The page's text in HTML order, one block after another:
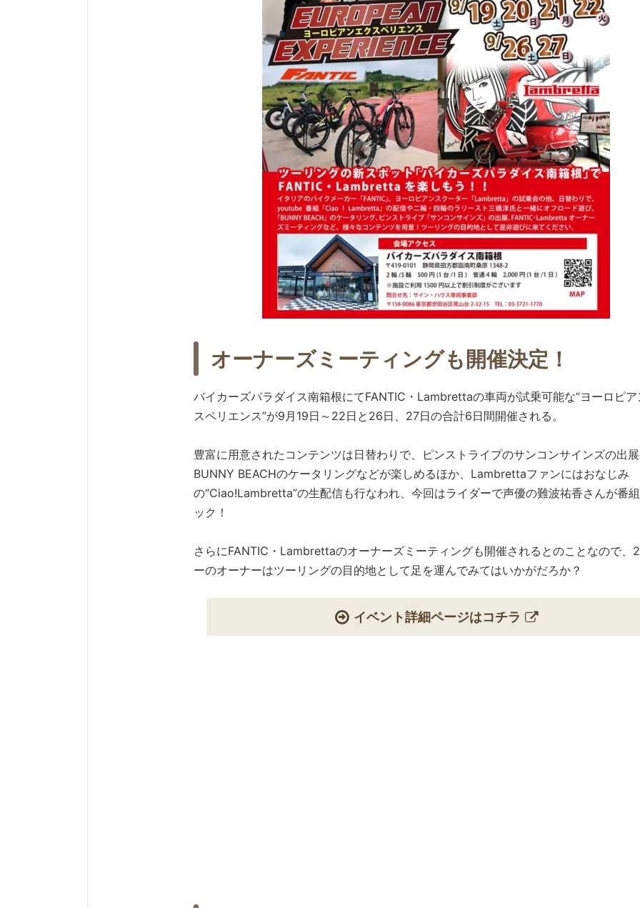
オーナーズミーティングも開催決定！
バイカーズパラダイス南箱根にてFANTIC・Lambrettaの車両が試乗可能な“ヨーロピア
スペリエンス”が9月19日～22日と26日、27日の合計6日間開催される。
豊富に用意されたコンテンツは日替わりで、ピンストライプのサンコンサインズの出
BUNNY BEACHのケータリングなどが楽しめるほか、Lambrettaファンにはおなじみ
の“Ciao!Lambretta”の生配信も行なわれ、今回はライダーで声優の難波祐香さんが番
ック！
さらにFANTIC・Lambrettaのオーナーズミーティングも開催されるとのことなので、
ーのオーナーはツーリングの目的地として足を運んでみてはいかがだろか？
イベント詳細ページはコチラ